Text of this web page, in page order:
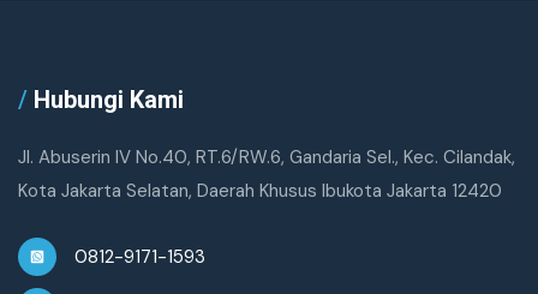
/ Hubungi Kami
Jl. Abuserin IV No.40, RT.6/RW.6, Gandaria Sel., Kec. Cilandak,
Kota Jakarta Selatan, Daerah Khusus Ibukota Jakarta 12420
0812-9171-1593